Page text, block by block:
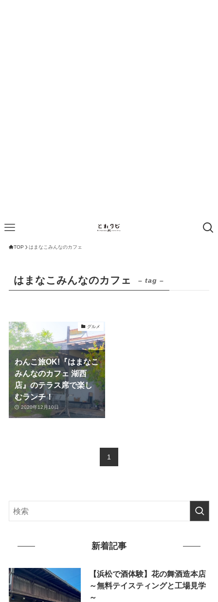
TOP はまなこみんなのカフェ
はまなこみんなのカフェ – tag –
グルメ
わんこ旅OK!『はまなこ
みんなのカフェ 湖西
店』のテラス席で楽し
むランチ！
2020年12月10日
1
新着記事
【浜松で酒体験】花の舞酒造本店
～無料テイスティングと工場見学
～